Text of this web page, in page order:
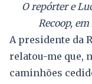
O repórter e
Recoop,
A presidente da
relatou-me que,
caminhões